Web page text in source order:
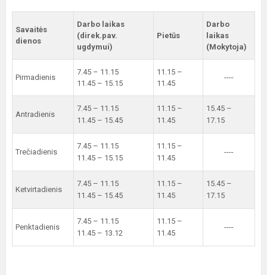
Savaitės
dienos
Darbo laikas
(direk.pav.
ugdymui)
Pietūs
Darbo
laikas
(Mokytoja)
Pirmadienis
7.45 – 11.15
11.45 – 15.15
11.15 –
11.45
----
Antradienis
7.45 – 11.15
11.45 – 15.45
11.15 –
11.45
15.45 –
17.15
Trečiadienis
7.45 – 11.15
11.45 – 15.15
11.15 –
11.45
----
Ketvirtadienis
7.45 – 11.15
11.45 – 15.45
11.15 –
11.45
15.45 –
17.15
Penktadienis
7.45 – 11.15
11.45 – 13.12
11.15 –
11.45
----